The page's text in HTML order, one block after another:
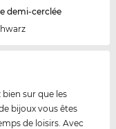
demi-cerclée
sur que les
bijoux vous êtes
de loisirs. Avec